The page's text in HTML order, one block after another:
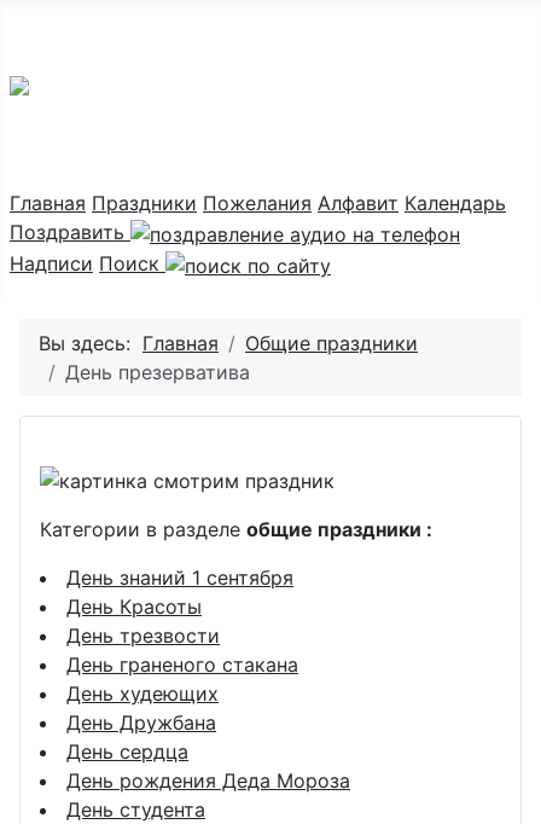
Главная Праздники Пожелания Алфавит Календарь
Поздравить
Надписи Поиск
Вы здесь: Главная
Общие праздники
День презерватива
Категории в разделе общие праздники :
День знаний 1 сентября
День Красоты
День трезвости
День граненого стакана
День худеющих
День Дружбана
День сердца
День рождения Деда Мороза
День студента